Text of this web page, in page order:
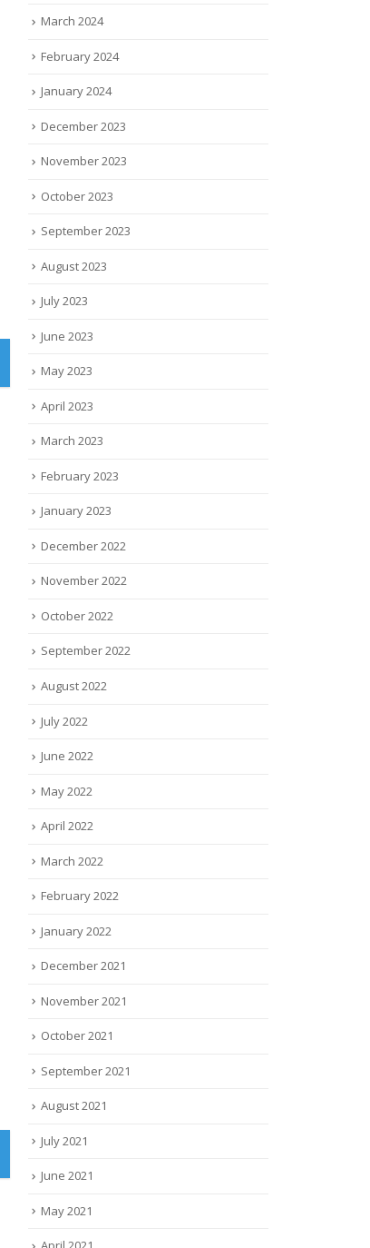
March 2024
February 2024
January 2024
December 2023
November 2023
October 2023
September 2023
August 2023
July 2023
June 2023
May 2023
April 2023
March 2023
February 2023
January 2023
December 2022
November 2022
October 2022
September 2022
August 2022
July 2022
June 2022
May 2022
April 2022
March 2022
February 2022
January 2022
December 2021
November 2021
October 2021
September 2021
August 2021
July 2021
June 2021
May 2021